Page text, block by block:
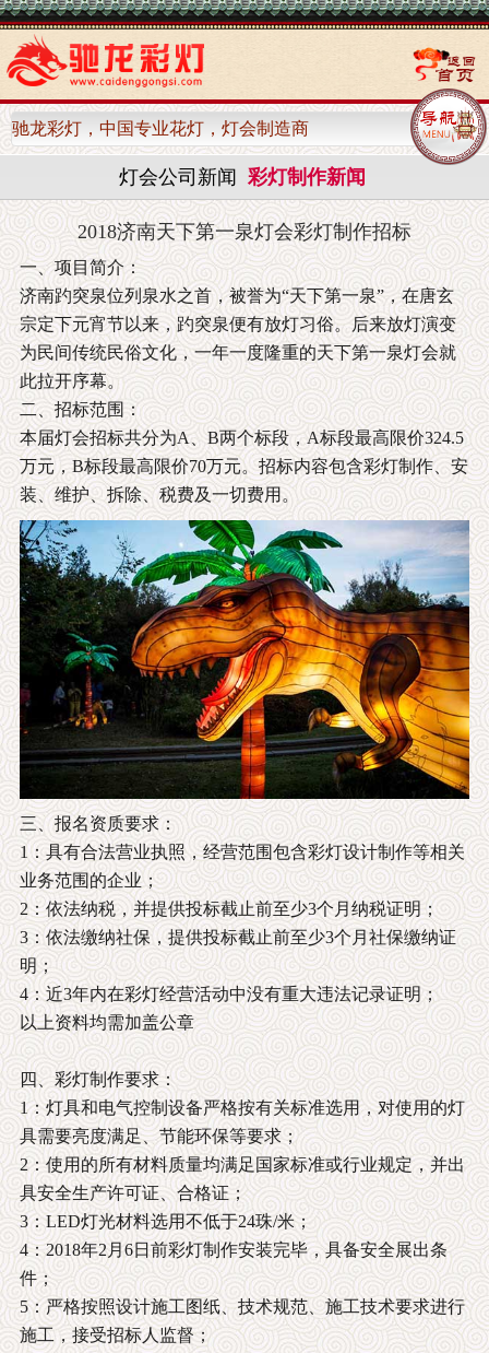
驰龙彩灯，中国专业花灯，灯会制造商
灯会公司新闻 彩灯制作新闻
2018济南天下第一泉灯会彩灯制作招标
一、项目简介：
济南趵突泉位列泉水之首，被誉为“天下第一泉”，在唐玄
宗定下元宵节以来，趵突泉便有放灯习俗。后来放灯演变
为民间传统民俗文化，一年一度隆重的天下第一泉灯会就
此拉开序幕。
二、招标范围：
本届灯会招标共分为A、B两个标段，A标段最高限价324.5
万元，B标段最高限价70万元。招标内容包含彩灯制作、安
装、维护、拆除、税费及一切费用。
三、报名资质要求：
1：具有合法营业执照，经营范围包含彩灯设计制作等相关
业务范围的企业；
2：依法纳税，并提供投标截止前至少3个月纳税证明；
3：依法缴纳社保，提供投标截止前至少3个月社保缴纳证
明；
4：近3年内在彩灯经营活动中没有重大违法记录证明；
以上资料均需加盖公章
四、彩灯制作要求：
1：灯具和电气控制设备严格按有关标准选用，对使用的灯
具需要亮度满足、节能环保等要求；
2：使用的所有材料质量均满足国家标准或行业规定，并出
具安全生产许可证、合格证；
3：LED灯光材料选用不低于24珠/米；
4：2018年2月6日前彩灯制作安装完毕，具备安全展出条
件；
5：严格按照设计施工图纸、技术规范、施工技术要求进行
施工，接受招标人监督；